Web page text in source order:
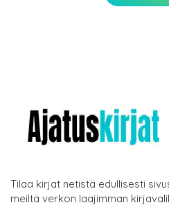
Tilaa kirjat netistä edullisesti
meiltä verkon laajimman